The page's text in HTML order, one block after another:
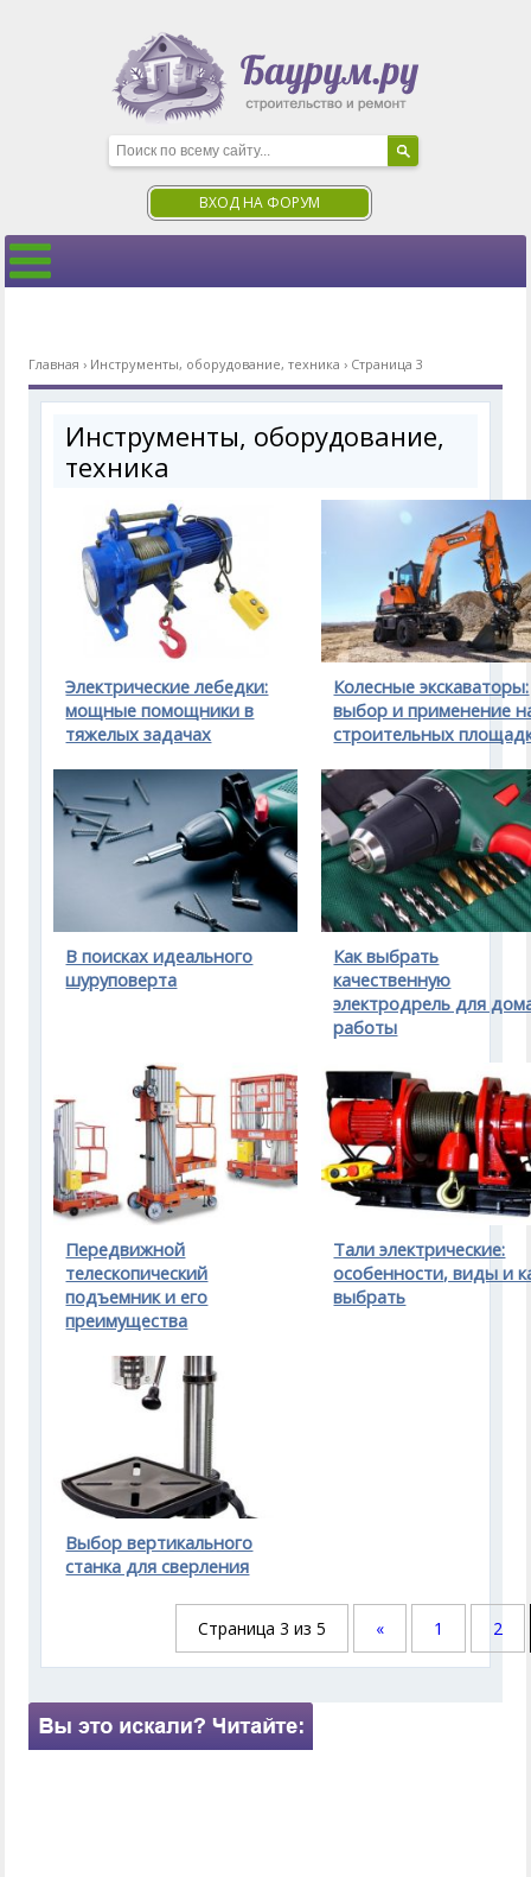
ВХОД НА ФОРУМ
Главная › Инструменты, оборудование, техника › Страница 3
Инструменты, оборудование,
техника
Электрические лебедки:
мощные помощники в
тяжелых задачах
Колесные экскаваторы:
выбор и применение
строительных
В поисках идеального
шуруповерта
Как выбрать
качественную
электродрель для
работы
Передвижной
телескопический
подъемник и его
преимущества
Тали электрические:
особенности, виды и
выбрать
Выбор вертикального
станка для сверления
Страница 3 из 5 « 1 2